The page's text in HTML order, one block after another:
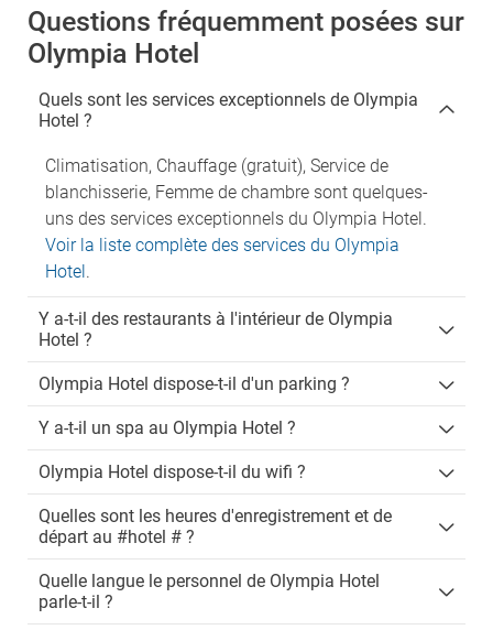
Questions fréquemment posées sur
Olympia Hotel
Quels sont les services exceptionnels de Olympia
Hotel ?
Climatisation, Chauffage (gratuit), Service de
blanchisserie, Femme de chambre sont quelques-
uns des services exceptionnels du Olympia Hotel.
Voir la liste complète des services du Olympia
Hotel.
Y a-t-il des restaurants à l'intérieur de Olympia
Hotel ?
Olympia Hotel dispose-t-il d'un parking ?
Y a-t-il un spa au Olympia Hotel ?
Olympia Hotel dispose-t-il du wifi ?
Quelles sont les heures d'enregistrement et de
départ au #hotel # ?
Quelle langue le personnel de Olympia Hotel
parle-t-il ?